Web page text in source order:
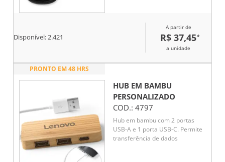
eletrônicos. Cabo de
carregamento não incluso,
acompanha apenas o adaptador.
Disponível:2.421
A partir de
R$ 37,45*
a unidade
PRONTO EM 48 HRS
HUB EM BAMBU
PERSONALIZADO
COD.: 4797
Hub em bambu com 2 portas
USB-A e 1 porta USB-C. Permite
transferência de dados